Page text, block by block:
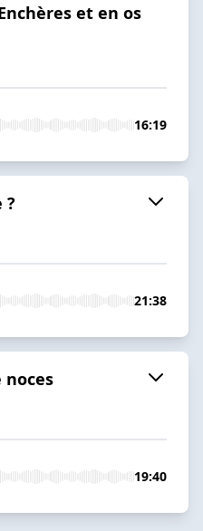
et en os
16:19
?
21:38
noces
19:40